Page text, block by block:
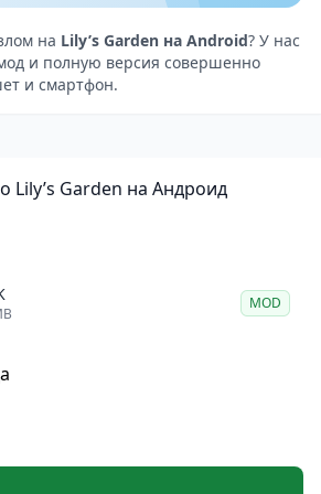
от времени заканчивать
этих локаций. Начнем со
старых фонтанов, прививки
сада красивыми предметами.
открыть больше
Игрокам нужно выполнять их,
монеты и со временем
Это поможет игроку
инструменты, украшения
чтобы ускорить
новые квесты,
на Lily’s Garden на Android? У нас
и полную версия совершенно
и смартфон.
Lily’s Garden на Андроид
MOD